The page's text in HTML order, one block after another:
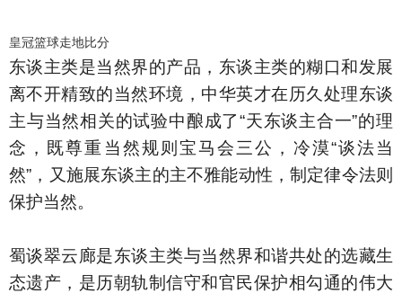
皇冠篮球走地比分
东谈主类是当然界的产品，东谈主类的糊口和发展
离不开精致的当然环境，中华英才在历久处理东谈
主与当然相关的试验中酿成了“天东谈主合一”的理
念，既尊重当然规则宝马会三公，冷漠“谈法当
然”，又施展东谈主的主不雅能动性，制定律令法则
保护当然。
蜀谈翠云廊是东谈主类与当然界和谐共处的选藏生
态遗产，是历朝轨制信守和官民保护相勾通的伟大